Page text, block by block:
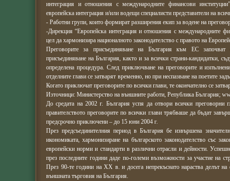
интеграция и отношения с международните финансови
европейска интеграция и/или водещи специалисти представители на
- Работни групи, които формират разширения екип за водене на
-Дирекция “Европейска интеграция и отношения с международните
цел да хармонизира националното законодателство с правото на
Преговорите за присъединяване на България към ЕС
присъединяване на България, както и за всички страни-кандидатки,
определена процедура. След приключване на преговорите и
отделните глави се затварят временно, но при неспазване на поетите
Когато приключат преговорите по всички глави, те окончателно се
Източници: Министерство на външните работи, Република България;
До средата на 2002 г. България успя да отвори всички преговорни
правителството преговорите по всички глави трябваше да бъдат
предсрочно приключени – до 15 юни 2004 г.
През предсъединителния период в България бе извършена
икономиката, хармонизиране на българското законодателство със
европейски норми и стандарти в различни отрасли и дейности.
през последните години даде по-големи възможности за участие на
През 90-те години на ХХ в. и досега непрекъснато нараства делът
външната търговия на България.